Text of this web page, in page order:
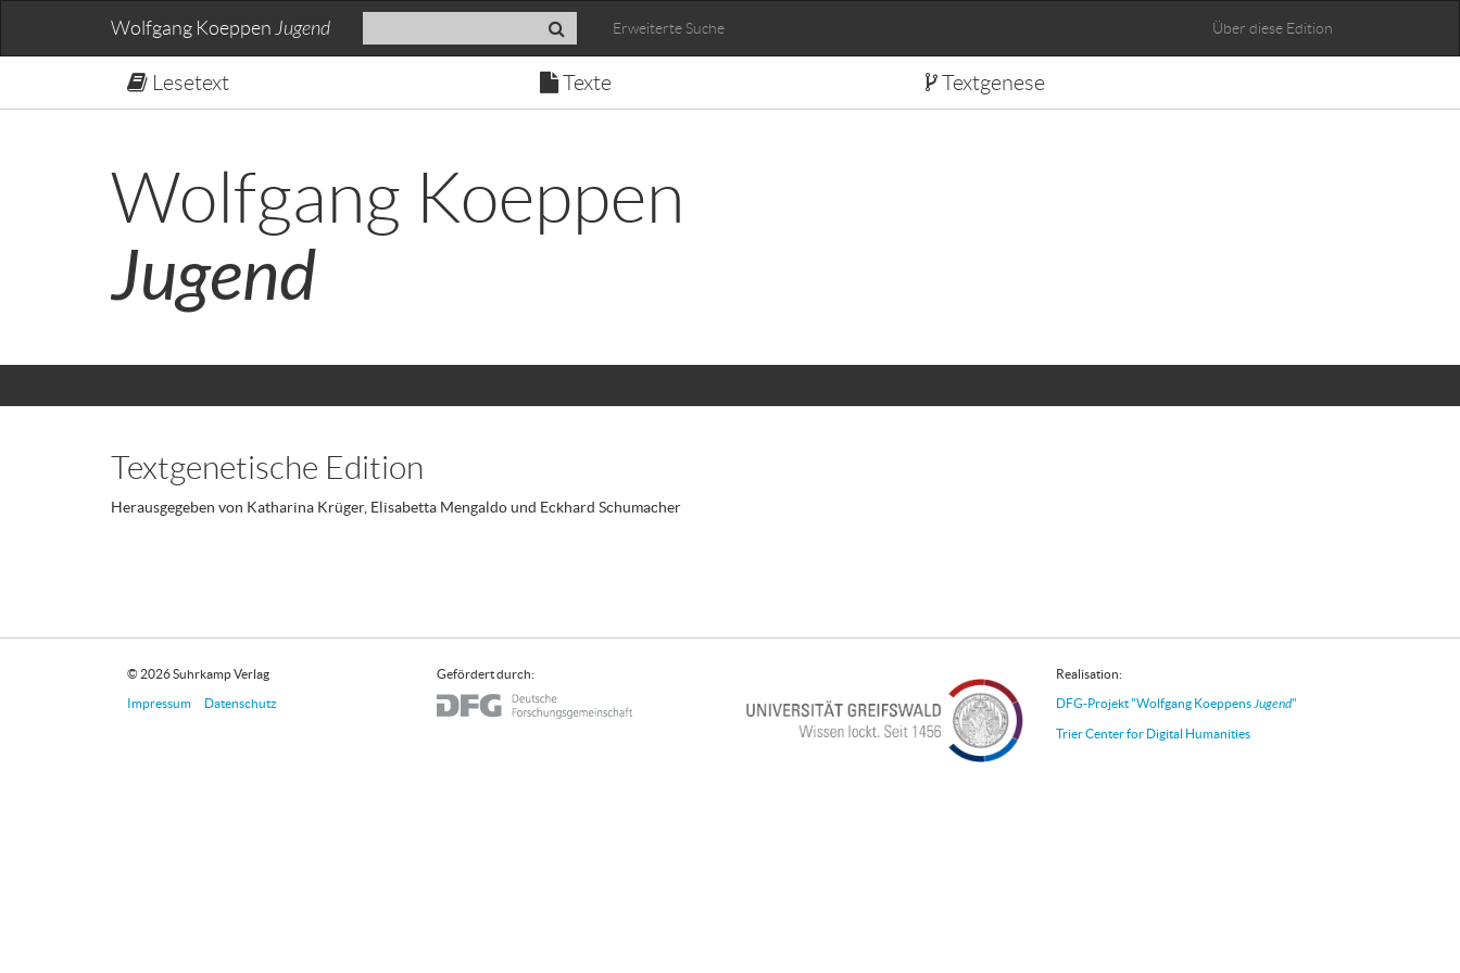
Wolfgang Koeppen Jugend Erweiterte Suche Über diese Edition
Lesetext Texte Textgenese
Wolfgang Koeppen
Jugend
Textgenetische Edition
Herausgegeben von Katharina Krüger, Elisabetta Mengaldo und Eckhard Schumacher
© 2026 Suhrkamp Verlag
Impressum Datenschutz
Gefördert durch: Realisation:
DFG-Projekt "Wolfgang Koeppens Jugend"
Trier Center for Digital Humanities